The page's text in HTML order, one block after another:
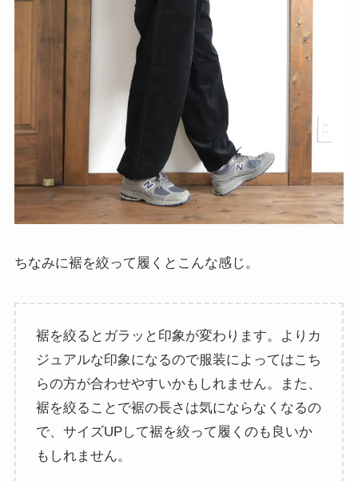
ちなみに裾を絞って履くとこんな感じ。
裾を絞るとガラッと印象が変わります。よりカ
ジュアルな印象になるので服装によってはこち
らの方が合わせやすいかもしれません。また、
裾を絞ることで裾の長さは気にならなくなるの
で、サイズUPして裾を絞って履くのも良いか
もしれません。